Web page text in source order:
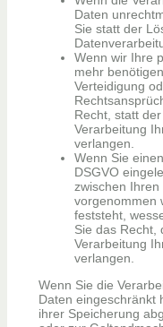
Daten
Sie statt der
Wenn wir Ihre
mehr
Verteidigung
Recht, statt
Verarbeitung
verlangen.
Wenn Sie
DSGVO
zwischen
vorgenommen
feststeht,
Sie das Recht,
Verarbeitung
verlangen.
Wenn Sie die
Daten eingeschränkt
ihrer Speicherung